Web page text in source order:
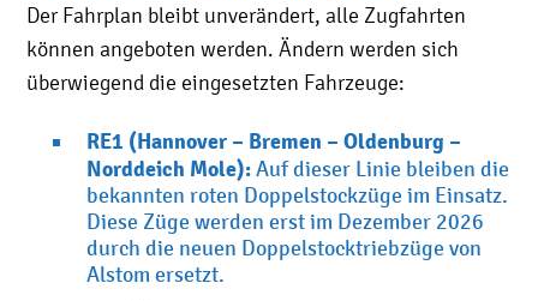
Der Fahrplan bleibt unverändert, alle Zugfahrten
können angeboten werden. Ändern werden sich
überwiegend die eingesetzten Fahrzeuge:
RE1 (Hannover – Bremen – Oldenburg –
Norddeich Mole):Auf dieser Linie bleiben die
bekannten roten Doppelstockzüge im Einsatz.
Diese Züge werden erst im Dezember 2026
durch die neuen Doppelstocktriebzüge von
Alstom ersetzt.